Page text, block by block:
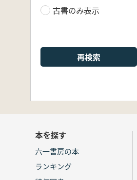
古書のみ表示
再検索
本を探す
六一書房の本
ランキング